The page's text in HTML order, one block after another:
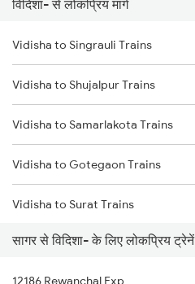
Saugor to Birsinghpur Trains
Saugor to Varanasi Trains
Saugor to Bhusawal Trains
Saugor to Bilaspur Trains
Saugor to Burhar Trains
Saugor to Burdwan Trains
Saugor to Buxar Trains
विदिशा- से लोकप्रिय मार्ग
Vidisha to Singrauli Trains
Vidisha to Shujalpur Trains
Vidisha to Samarlakota Trains
Vidisha to Gotegaon Trains
Vidisha to Surat Trains
Vidisha to Satna Trains
सागर से विदिशा- के लिए लोकप्रिय ट्रेनें
12186 Rewanchal Exp